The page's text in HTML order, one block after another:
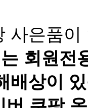
사은품
배상이